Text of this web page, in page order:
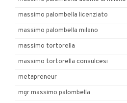
massimo palombella licenziato
massimo palombella milano
massimo tortorella
massimo tortorella consulcesi
metapreneur
mgr massimo palombella